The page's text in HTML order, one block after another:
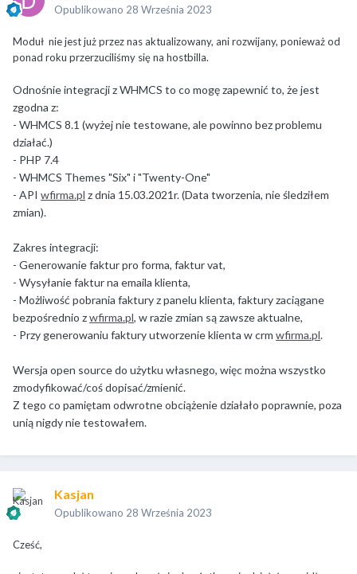
Opublikowano 28 Września 2023
Moduł nie jest już przez nas aktualizowany, ani rozwijany, ponieważ od
ponad roku przerzuciliśmy się na hostbilla.
Odnośnie integracji z WHMCS to co mogę zapewnić to, że jest
zgodna z:
- WHMCS 8.1 (wyżej nie testowane, ale powinno bez problemu
działać.)
- PHP 7.4
- WHMCS Themes "Six" i "Twenty-One"
- API wfirma.pl z dnia 15.03.2021r. (Data tworzenia, nie śledziłem
zmian).
Zakres integracji:
- Generowanie faktur pro forma, faktur vat,
- Wysyłanie faktur na emaila klienta,
- Możliwość pobrania faktury z panelu klienta, faktury zaciągane
bezpośrednio zwfirma.pl, w razie zmian są zawsze aktualne,
- Przy generowaniu faktury utworzenie klienta w crm wfirma.pl.
Wersja open source do użytku własnego, więc można wszystko
zmodyfikować/coś dopisać/zmienić.
Z tego co pamiętam odwrotne obciążenie działało poprawnie, poza
unią nigdy nie testowałem.
Kasjan
Opublikowano 28 Września 2023
Cześć,